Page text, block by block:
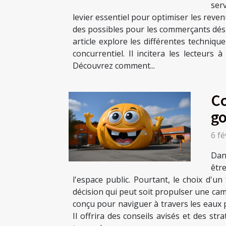
levier essentiel pour optimiser les
des possibles pour les commerçants
article explore les différentes
concurrentiel. Il incitera les lecteurs
Découvrez comment...
6
l'espace public. Pourtant, le choix
décision qui peut soit propulser une
conçu pour naviguer à travers les
Il offrira des conseils avisés et des